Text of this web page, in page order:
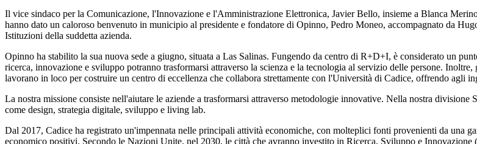
Il vice sindaco per la Comunicazione, l'Innovazione e l'Amministrazione Elettronica, Javier Bello, insieme a Blanca
hanno dato un caloroso benvenuto in municipio al presidente e fondatore di Opinno, Pedro Moneo, accompagnato da
Istituzioni della suddetta azienda.
Opinno ha stabilito la sua nuova sede a giugno, situata a Las Salinas. Fungendo da centro di R+D+I, è considerato un
ricerca, innovazione e sviluppo potranno trasformarsi attraverso la scienza e la tecnologia al servizio delle persone.
lavorano in loco per costruire un centro di eccellenza che collabora strettamente con l'Università di Cadice, offrendo agli
La nostra missione consiste nell'aiutare le aziende a trasformarsi attraverso metodologie innovative. Nella nostra
come design, strategia digitale, sviluppo e living lab.
Dal 2017, Cadice ha registrato un'impennata nelle principali attività economiche, con molteplici fonti provenienti da una
economico positivi. Secondo le Nazioni Unite, nel 2030, le città che avranno investito in Ricerca, Sviluppo e